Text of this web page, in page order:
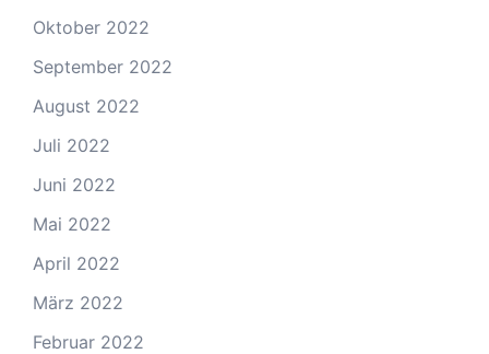
Oktober 2022
September 2022
August 2022
Juli 2022
Juni 2022
Mai 2022
April 2022
März 2022
Februar 2022